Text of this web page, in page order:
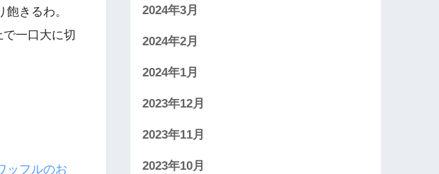
きるわ。
一口大に切
ッフルのお
2024年3月
2024年2月
2024年1月
2023年12月
2023年11月
2023年10月